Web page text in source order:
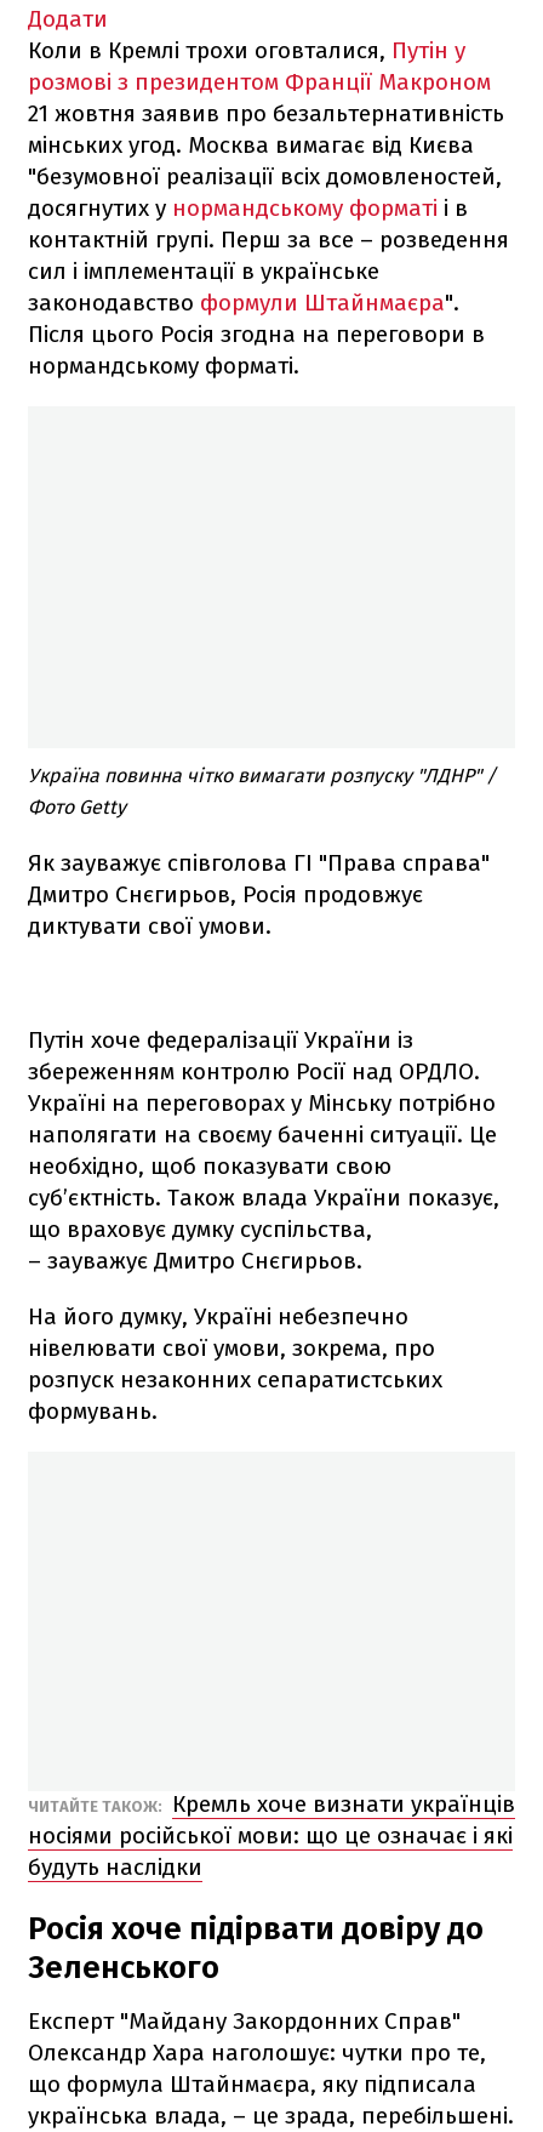
Додати
Коли в Кремлі трохи оговталися, Путін у
розмові з президентом Франції Макроном
21 жовтня заявив про безальтернативність
мінських угод. Москва вимагає від Києва
"безумовної реалізації всіх домовленостей,
досягнутих у нормандському форматі і в
контактній групі. Перш за все – розведення
сил і імплементації в українське
законодавство формули Штайнмаєра".
Після цього Росія згодна на переговори в
нормандському форматі.
Україна повинна чітко вимагати розпуску "ЛДНР" /
Фото Getty
Як зауважує співголова ГІ "Права справа"
Дмитро Снєгирьов, Росія продовжує
диктувати свої умови.
Путін хоче федералізації України із
збереженням контролю Росії над ОРДЛО.
Україні на переговорах у Мінську потрібно
наполягати на своєму баченні ситуації. Це
необхідно, щоб показувати свою
суб’єктність. Також влада України показує,
що враховує думку суспільства,
– зауважує Дмитро Снєгирьов.
На його думку, Україні небезпечно
нівелювати свої умови, зокрема, про
розпуск незаконних сепаратистських
формувань.
ЧИТАЙТЕ ТАКОЖ:
Кремль хоче визнати українців
носіями російської мови: що це означає і які
будуть наслідки
Росія хоче підірвати довіру до
Зеленського
Експерт "Майдану Закордонних Справ"
Олександр Хара наголошує: чутки про те,
що формула Штайнмаєра, яку підписала
українська влада, – це зрада, перебільшені.